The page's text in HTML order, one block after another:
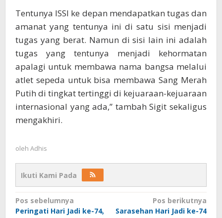
Tentunya ISSI ke depan mendapatkan tugas dan
amanat yang tentunya ini di satu sisi menjadi
tugas yang berat. Namun di sisi lain ini adalah
tugas yang tentunya menjadi kehormatan
apalagi untuk membawa nama bangsa melalui
atlet sepeda untuk bisa membawa Sang Merah
Putih di tingkat tertinggi di kejuaraan-kejuaraan
internasional yang ada,” tambah Sigit sekaligus
mengakhiri.
oleh Adhis
Ikuti Kami Pada
Navigasi
Pos sebelumnya
Peringati Hari Jadi ke-74,
Pos berikutnya
Sarasehan Hari Jadi ke-74